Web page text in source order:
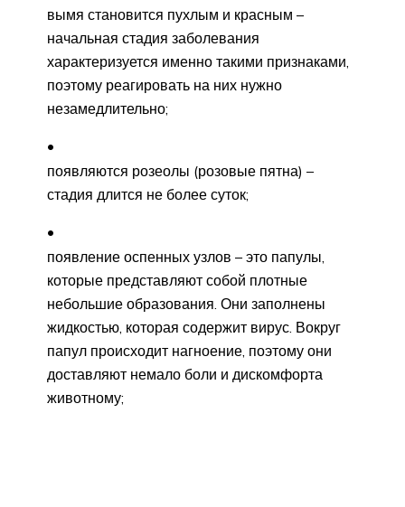
вымя становится пухлым и красным –
начальная стадия заболевания
характеризуется именно такими признаками,
поэтому реагировать на них нужно
незамедлительно;
появляются розеолы (розовые пятна) –
стадия длится не более суток;
появление оспенных узлов – это папулы,
которые представляют собой плотные
небольшие образования. Они заполнены
жидкостью, которая содержит вирус. Вокруг
папул происходит нагноение, поэтому они
доставляют немало боли и дискомфорта
животному;